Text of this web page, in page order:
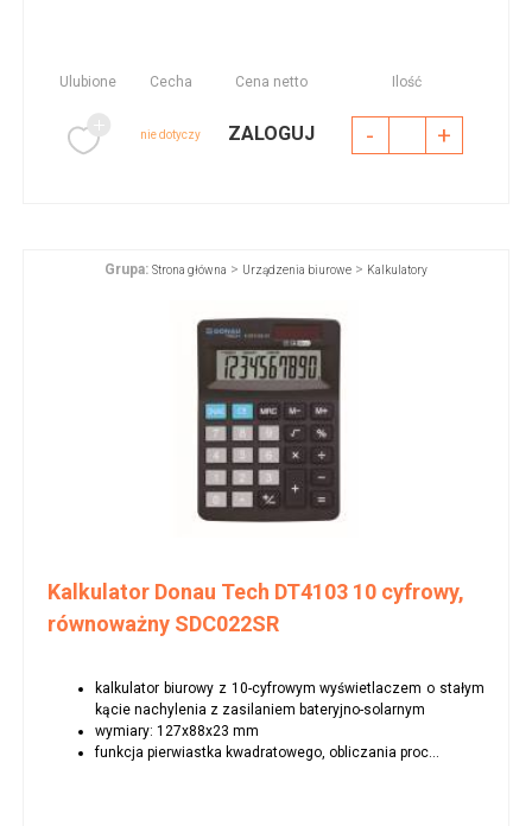
Ulubione Cecha Cena netto Ilość
nie dotyczy ZALOGUJ - +
Grupa: Strona główna > Urządzenia biurowe > Kalkulatory
Kalkulator Donau Tech DT4103 10 cyfrowy,
równoważny SDC022SR
kalkulator biurowy z 10-cyfrowym wyświetlaczem o stałym
kącie nachylenia z zasilaniem bateryjno-solarnym
wymiary: 127x88x23 mm
funkcja pierwiastka kwadratowego, obliczania proc...